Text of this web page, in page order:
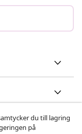
du till lagring
på